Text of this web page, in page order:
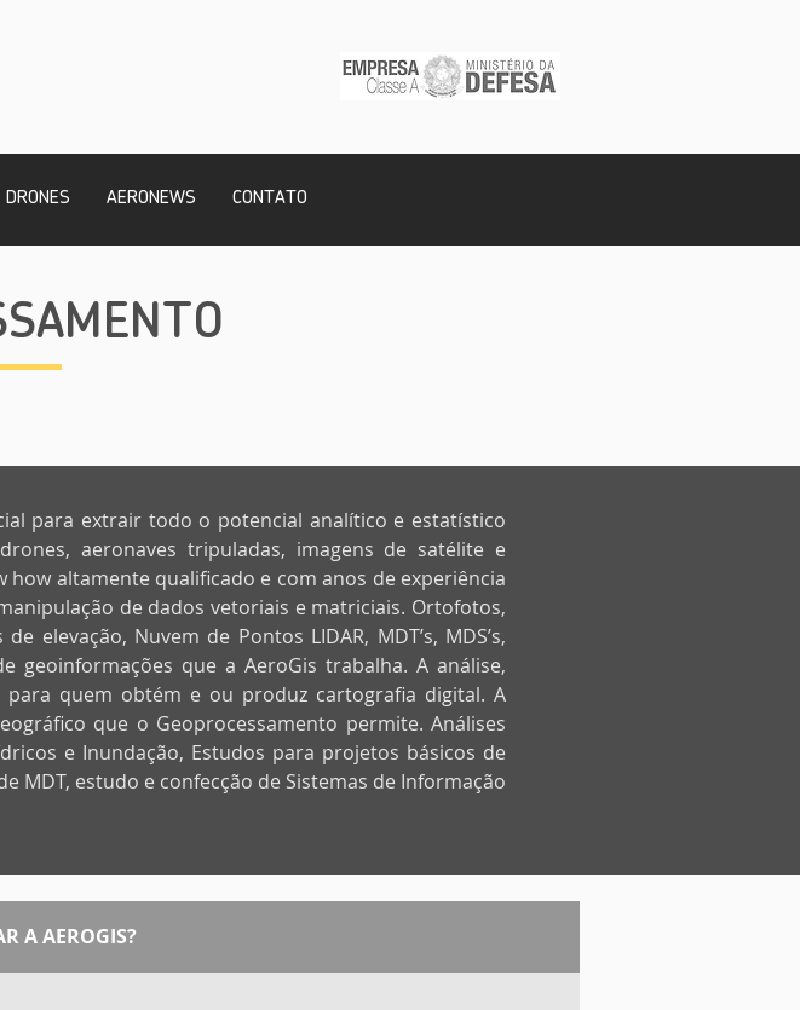
DRONES AERONEWS CONTATO
para extrair todo o potencial analítico e estatístico
aeronaves tripuladas, imagens de satélite e
altamente qualificado e com anos de experiência
de dados vetoriais e matriciais. Ortofotos,
elevação, Nuvem de Pontos LIDAR, MDT’s, MDS’s,
geoinformações que a AeroGis trabalha. A análise,
quem obtém e ou produz cartografia digital. A
que o Geoprocessamento permite. Análises
e Inundação, Estudos para projetos básicos de
MDT, estudo e confecção de Sistemas de Informação
A AEROGIS?